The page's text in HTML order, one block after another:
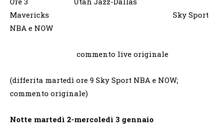
Mavericks Sky Sport
NBA e NOW
commento live originale
(differita martedì ore 9 Sky Sport NBA e NOW;
commento originale)
Notte martedì 2-mercoledì 3 gennaio